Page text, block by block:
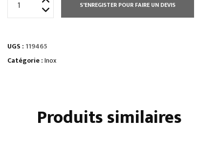
TRAVAIL
INOX
S'ENREGISTER POUR FAIRE UN DEVIS
UGS : 119465
Catégorie :Inox
Produits similaires